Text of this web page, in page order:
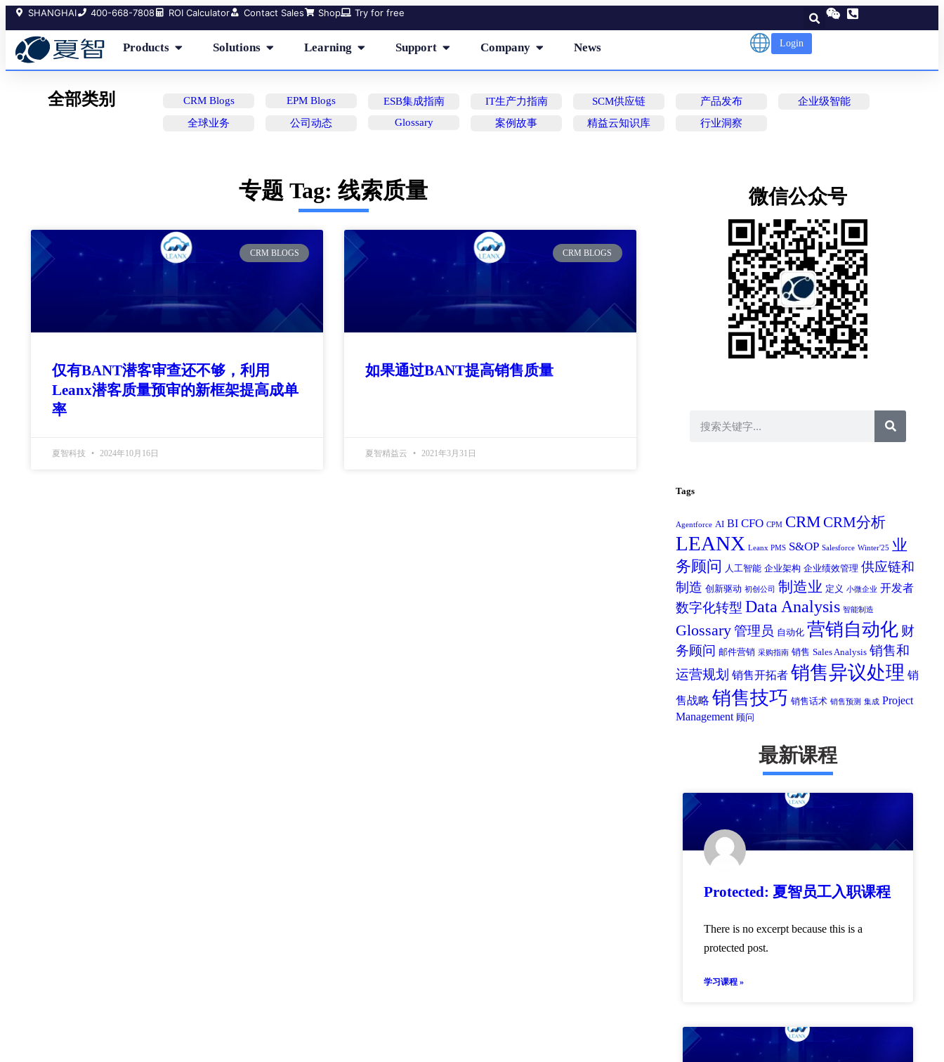
SHANGHAI 400-668-7808 ROI Calculator Contact Sales Shop Try for free
Products Solutions Learning Support Company News Login
全部类别 CRM Blogs EPM Blogs ESB集成指南 IT生产力指南 SCM供应链 产品发布
企业级智能
全球业务
公司动态 Glossary 案例故事 精益云知识库 行业洞察
专题 Tag: 线索质量
CRM BLOGS
仅有BANT潜客审查还不够，利用
Leanx潜客质量预审的新框架提高成单
率
夏智科技 2024年10月16日
CRM BLOGS
如果通过BANT提高销售质量
夏智精益云 2021年3月31日
微信公众号
Tags
Agentforce AI BI CFO CPM CRMCRM分析
LEANX Leanx PMS S&OP Salesforce Winter'25 业
务顾问 人工智能 企业架构 企业绩效管理 供应链和
制造 创新驱动 初创公司 制造业 定义 小微企业 开发者
数字化转型 Data Analysis 智能制造
Glossary 管理员 自动化 营销自动化 财
务顾问 邮件营销 采购指南 销售 Sales Analysis 销售和
运营规划 销售开拓者 销售异议处理 销
售战略 销售技巧 销售话术 销售预测 集成 Project
Management 顾问
最新课程
Protected: 夏智员工入职课程
There is no excerpt because this is a
protected post.
学习课程 »